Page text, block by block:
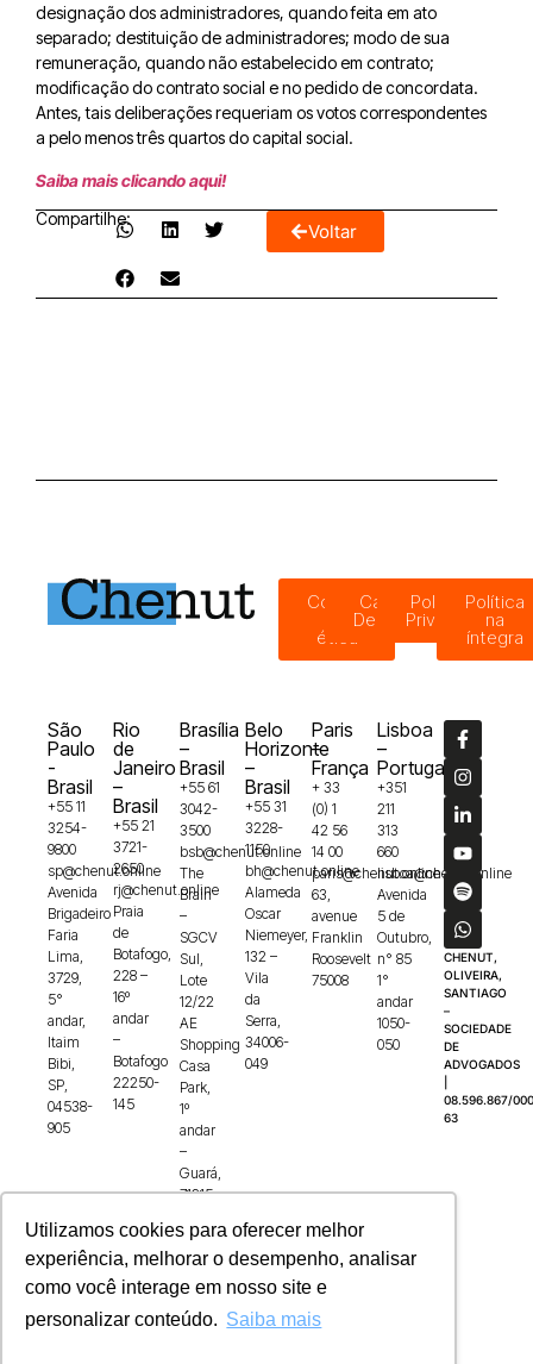
Utilizamos cookies para oferecer melhor
experiência, melhorar o desempenho, analisar
como você interage em nosso site e
personalizar conteúdo. Saiba mais
designação dos administradores, quando feita em ato
separado; destituição de administradores; modo de sua
remuneração, quando não estabelecido em contrato;
modificação do contrato social e no pedido de concordata.
Antes, tais deliberações requeriam os votos correspondentes
a pelo menos três quartos do capital social.
Saiba mais clicando aqui!
Compartilhe:
Voltar
Código
ética
Canal de
Denúncias
Política de
Privacidade
Política
na
íntegra
São
Paulo
-
Brasil
+55 11
3254-
9800
sp@chenut.online
Avenida
Brigadeiro
Faria
Lima,
3729,
5°
andar,
Itaim
Bibi,
SP,
04538-
905
Rio
de
Janeiro
–
Brasil
+55 21
3721-
2650
rj@chenut.online
Praia
de
Botafogo,
228 –
16º
andar
–
Botafogo
22250-
145
Brasília
–
Brasil
+55 61
3042-
3500
bsb@chenut.online
The
Brain
–
SGCV
Sul,
Lote
12/22
AE
Shopping
Casa
Park,
1º
andar
–
Guará,
71215-
Belo
Horizonte
–
Brasil
+55 31
3228-
1150
bh@chenut.online
Alameda
Oscar
Niemeyer,
132 –
Vila
da
Serra,
34006-
049
Paris
–
França
+ 33
(0) 1
42 56
14 00
paris@chenut.online
63,
avenue
Franklin
Roosevelt
75008
Lisboa
–
Portugal
+351
211
313
660
lisboa@chenut.online
Avenida
5 de
Outubro,
n° 85
1°
andar
1050-
050
CHENUT,
OLIVEIRA,
SANTIAGO
–
SOCIEDADE
DE
ADVOGADOS
08.596.867/
63